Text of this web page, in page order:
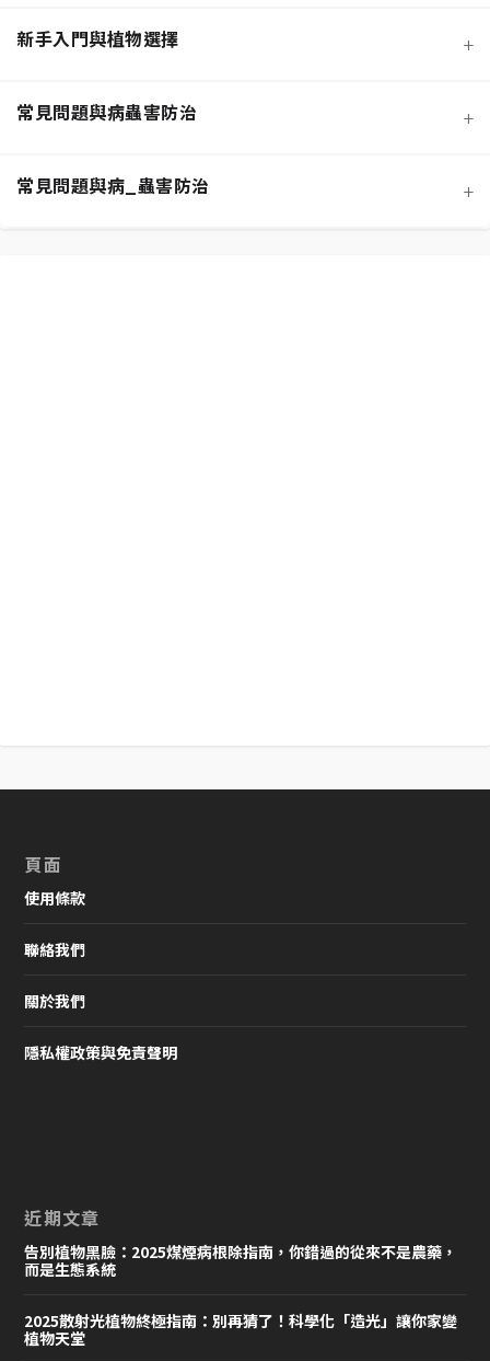
寵物安全與有毒植物清單
功能性植物推薦 (淨化空氣)
施肥策略：植物的營養補充
新手入門與植物選擇 +
常見問題與病蟲害防治 +
常見問題與病_蟲害防治 +
頁面
使用條款
聯絡我們
關於我們
隱私權政策與免責聲明
近期文章
告別植物黑臉：2025煤煙病根除指南，你錯過的從來不是農藥，
而是生態系統
2025散射光植物終極指南：別再猜了！科學化「造光」讓你家變
植物天堂